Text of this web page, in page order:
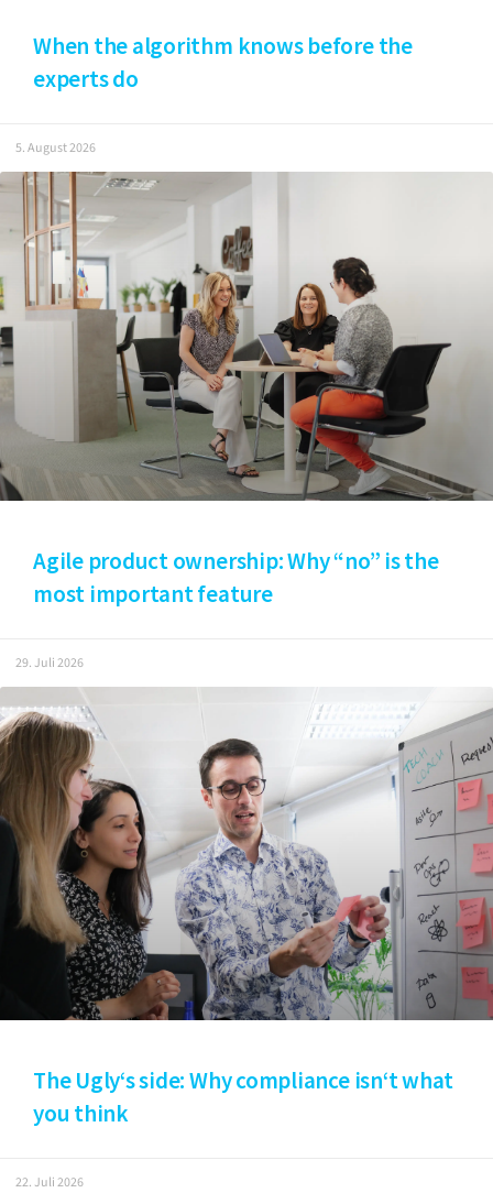
When the algorithm knows before the
experts do
5. August 2026
Agile product ownership: Why “no” is the
most important feature
29. Juli 2026
The Ugly‘s side: Why compliance isn‘t what
you think
22. Juli 2026